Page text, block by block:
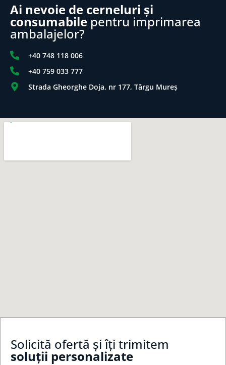
Ai nevoie de cerneluri și
consumabile pentru imprimarea
ambalajelor?
+40 748 118 006
+40 759 033 777
Strada Gheorghe Doja, nr 177, Târgu Mureș
Solicită ofertă și îți trimitem
soluții personalizate